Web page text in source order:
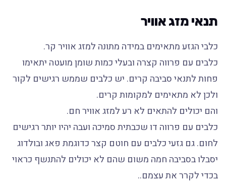
תנאי מזג אוויר
כלבי הגזע מתאימים במידה מתונה למזג אוויר קר.
כלבים עם פרווה קצרה ובעלי כמות שומן מועטה יתאימו
פחות לתנאי סביבה קרים. יש כלבים שממש רגישים לקור
ולכן לא מתאימים למקומות קרים.
והם יכולים להתאים לא רע למזג אוויר חם.
כלבים עם פרווה דו שכבתית סמיכה ועבה יהיו יותר רגישים
לחום. גם גזעי כלבים עם חוטם קצר כדוגמת פאג ובולדוג
יסבלו בסביבה חמה משום שהם לא יכולים להתנשף כראוי
בכדי לקרר את עצמם..